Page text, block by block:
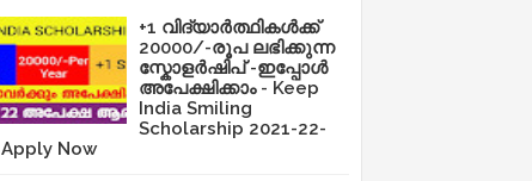
+1 വിദ്യാർത്ഥികൾക്ക്
20000/-രൂപ ലഭിക്കുന്ന
സ്കോളർഷിപ് -ഇപ്പോൾ
അപേക്ഷിക്കാം - Keep
India Smiling
Scholarship 2021-22-
Apply Now